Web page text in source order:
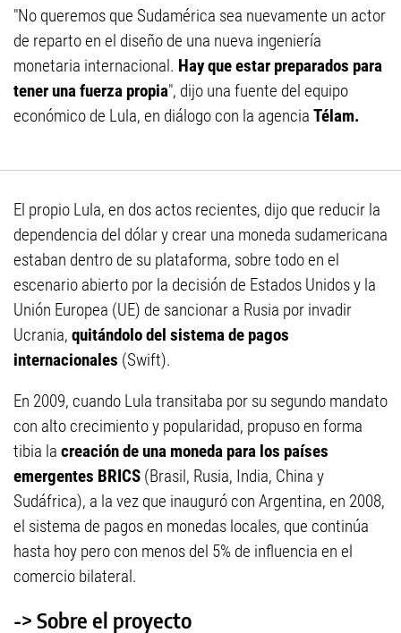
"No queremos que Sudamérica sea nuevamente un actor
de reparto en el diseño de una nueva ingeniería
monetaria internacional. Hay que estar preparados para
tener una fuerza propia", dijo una fuente del equipo
económico de Lula, en diálogo con la agencia Télam.
El propio Lula, en dos actos recientes, dijo que reducir la
dependencia del dólar y crear una moneda sudamericana
estaban dentro de su plataforma, sobre todo en el
escenario abierto por la decisión de Estados Unidos y la
Unión Europea (UE) de sancionar a Rusia por invadir
Ucrania, quitándolo del sistema de pagos
internacionales (Swift).
En 2009, cuando Lula transitaba por su segundo mandato
con alto crecimiento y popularidad, propuso en forma
tibia la creación de una moneda para los países
emergentes BRICS (Brasil, Rusia, India, China y
Sudáfrica), a la vez que inauguró con Argentina, en 2008,
el sistema de pagos en monedas locales, que continúa
hasta hoy pero con menos del 5% de influencia en el
comercio bilateral.
-> Sobre el proyecto